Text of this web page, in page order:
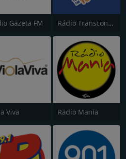
Gazeta FM Rádio Transcontinental FM
Viva Radio Mania